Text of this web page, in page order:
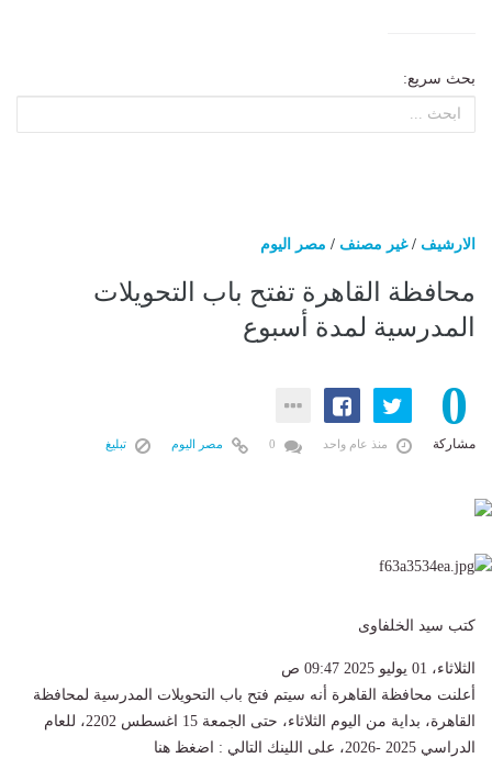
بحث سريع:
الارشيف /غير مصنف / مصر اليوم
محافظة القاهرة تفتح باب التحويلات
المدرسية لمدة أسبوع
0
مشاركة منذ عام واحد مصر اليوم تبليغ
كتب سيد الخلفاوى
الثلاثاء، 01 يوليو 2025 09:47 ص
أعلنت محافظة القاهرة أنه سيتم فتح باب التحويلات المدرسية لمحافظة
القاهرة، بداية من اليوم الثلاثاء، حتى الجمعة 15 اغسطس 2202، للعام
الدراسي 2025 -2026، على اللينك التالي : اضغظ هنا